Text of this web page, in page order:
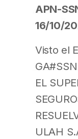
APN-
16/10/
Visto el
EL
ULAH